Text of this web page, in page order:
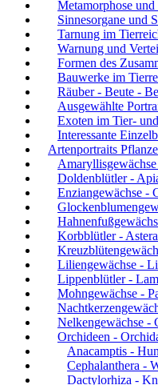
Metamorphose
Sinnesorgane und
Tarnung im
Warnung und
Formen des
Bauwerke im
Räuber - Beute -
Ausgewählte
Exoten im Tier-
Interessante
Artenportraits
Doldenblütler -
Enziangewächse -
Korbblütler -
Liliengewächse -
Lippenblütler -
Mohngewächse -
Nelkengewächse -
Orchideen -
Anacamptis -
Cephalanthera -
Dactylorhiza -